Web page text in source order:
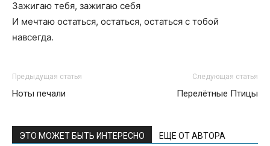
Зажигаю тебя, зажигаю себя
И мечтаю остаться, остаться, остаться с тобой
навсегда.
Предыдущая статья
Ноты печали
Следующая статья
Перелётные Птицы
ЭТО МОЖЕТ БЫТЬ ИНТЕРЕСНО ЕЩЕ ОТ АВТОРА